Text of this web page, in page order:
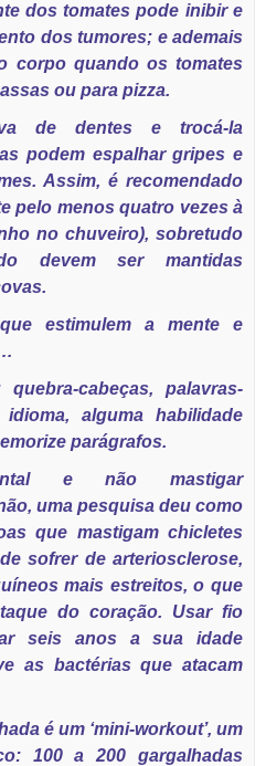
dos tomates pode inibir e
dos tumores; e ademais
corpo quando os tomates
ou para pizza.
de dentes e trocá-la
podem espalhar gripes e
Assim, é recomendado
pelo menos quatro vezes à
no chuveiro), sobretudo
devem ser mantidas
estimulem a mente e
cabeças, palavras-
alguma habilidade
parágrafos.
e não mastigar
uma pesquisa deu como
que mastigam chicletes
sofrer de arteriosclerose,
mais estreitos, o que
do coração. Usar fio
seis anos a sua idade
as bactérias que atacam
é um ‘mini-workout’, um
100 a 200 gargalhadas